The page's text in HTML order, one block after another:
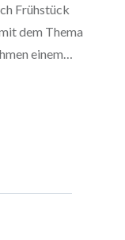
Frühstück
dem Thema
einem…